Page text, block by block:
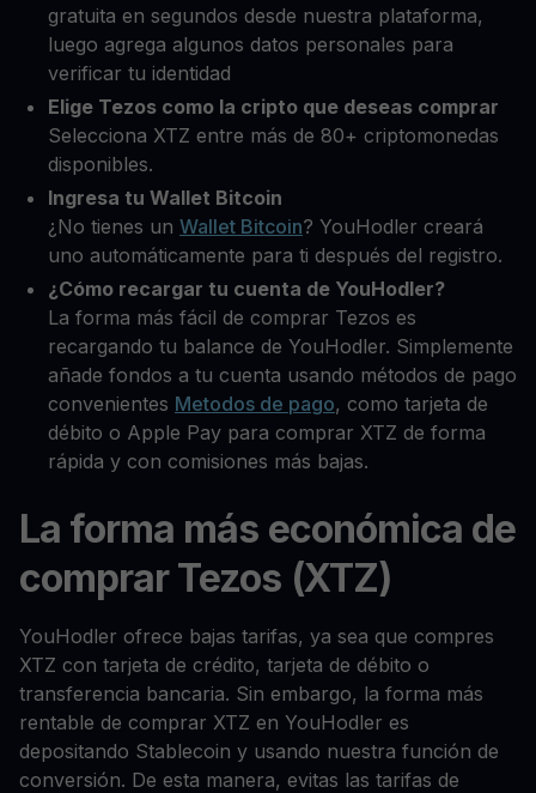
gratuita en segundos desde nuestra plataforma,
luego agrega algunos datos personales para
verificar tu identidad
Elige Tezos como la cripto que deseas comprar
Selecciona XTZ entre más de 80+ criptomonedas
disponibles.
Ingresa tu Wallet Bitcoin
¿No tienes un Wallet Bitcoin? YouHodler creará
uno automáticamente para ti después del registro.
¿Cómo recargar tu cuenta de YouHodler?
La forma más fácil de comprar Tezos es
recargando tu balance de YouHodler. Simplemente
añade fondos a tu cuenta usando métodos de pago
convenientes Metodos de pago, como tarjeta de
débito o Apple Pay para comprar XTZ de forma
rápida y con comisiones más bajas.
La forma más económica de
comprar Tezos (XTZ)
YouHodler ofrece bajas tarifas, ya sea que compres
XTZ con tarjeta de crédito, tarjeta de débito o
transferencia bancaria. Sin embargo, la forma más
rentable de comprar XTZ en YouHodler es
depositando Stablecoin y usando nuestra función de
conversión. De esta manera, evitas las tarifas de